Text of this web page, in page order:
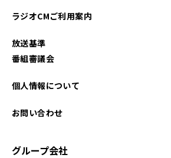
ラジオCMご利用案内
放送基準
番組審議会
個人情報について
お問い合わせ
グループ会社